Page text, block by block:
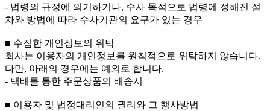
- 법령의 규정에 의거하거나, 수사 목적으로 법령에 정해진 절
차와 방법에 따라 수사기관의 요구가 있는 경우
■ 수집한 개인정보의 위탁
회사는 이용자의 개인정보를 원칙적으로 위탁하지 않습니다.
다만, 아래의 경우에는 예외로 합니다.
- 택배를 통한 주문상품의 배송시
■ 이용자 및 법정대리인의 권리와 그 행사방법